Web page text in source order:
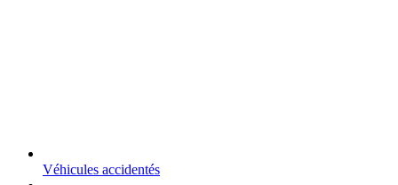
Véhicules accidentés